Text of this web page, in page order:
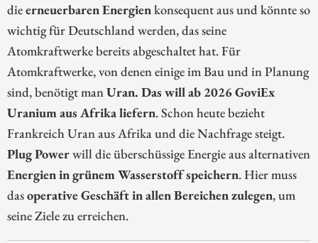
dieerneuerbaren Energienkonsequent aus und könnte so
wichtig für Deutschland werden, das seine
Atomkraftwerke bereits abgeschaltet hat. Für
Atomkraftwerke, von denen einige im Bau und in Planung
sind, benötigt manUran. Das will ab 2026 GoviEx
Uranium aus Afrika liefern. Schon heute bezieht
Frankreich Uran aus Afrika und die Nachfrage steigt.
Plug Powerwill die überschüssige Energie aus alternativen
Energien in grünem Wasserstoff speichern. Hier muss
dasoperative Geschäft in allen Bereichen zulegen, um
seine Ziele zu erreichen.